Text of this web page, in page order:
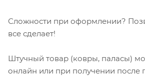
Сложности при оформлении?
все сделает!
Штучный товар (ковры, паласы)
онлайн или при получении после